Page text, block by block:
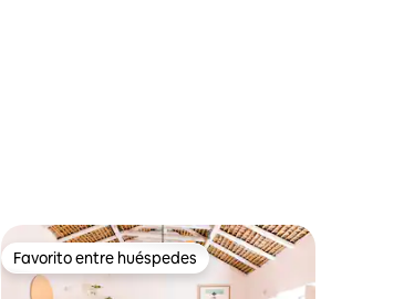
Favorito entre huéspedes
Favorito entre huéspedes